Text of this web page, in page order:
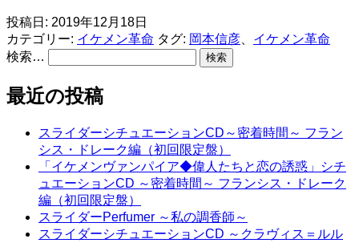
投稿日: 2019年12月18日
カテゴリー: イケメン革命 タグ: 岡本信彦、 イケメン革命
検索…
最近の投稿
スライダーシチュエーションCD～密着時間～ フラン
シス・ドレーク編（初回限定盤）
「イケメンヴァンパイア◆偉人たちと恋の誘惑」シチ
ュエーションCD ～密着時間～ フランシス・ドレーク
編（初回限定盤）
スライダーPerfumer ～私の調香師～
スライダーシチュエーションCD ～クラヴィス＝ルル